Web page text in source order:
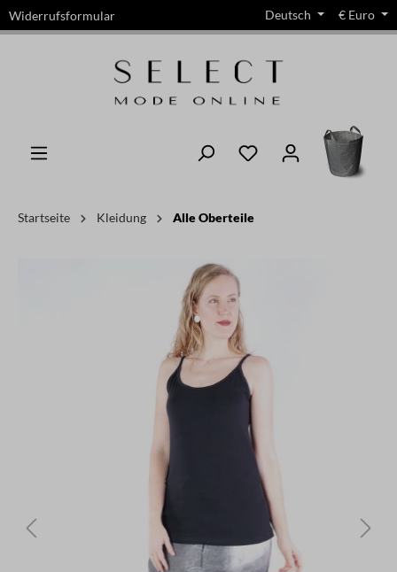
springen
Widerrufsformular Deutsch € Euro
Startseite Kleidung Alle Oberteile